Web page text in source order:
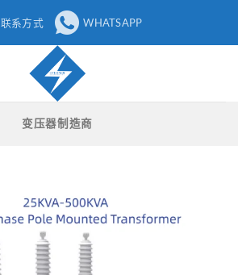
联系方式 WHATSAPP
变压器制造商